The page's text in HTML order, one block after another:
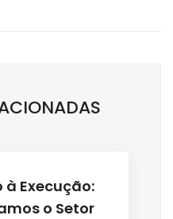
Execução:
o Setor